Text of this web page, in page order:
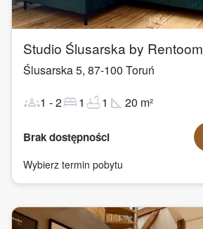
1/18
Studio Ślusarska by Rentoom
Ślusarska 5, 87-100 Toruń
groups1 -2bed1 bathtub1 square_foot 20 m²
Brak dostępności
Wybierz termin pobytu